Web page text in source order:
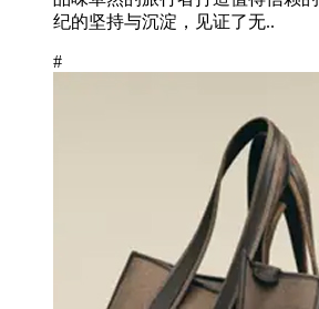
纪的坚持与沉淀，见证了无..
#